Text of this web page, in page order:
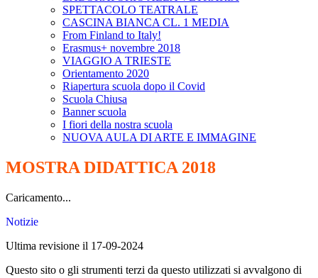
SPETTACOLO TEATRALE
CASCINA BIANCA CL. 1 MEDIA
From Finland to Italy!
Erasmus+ novembre 2018
VIAGGIO A TRIESTE
Orientamento 2020
Riapertura scuola dopo il Covid
Scuola Chiusa
Banner scuola
I fiori della nostra scuola
NUOVA AULA DI ARTE E IMMAGINE
MOSTRA DIDATTICA 2018
Caricamento...
Notizie
Ultima revisione il 17-09-2024
Questo sito o gli strumenti terzi da questo utilizzati si avvalgono di